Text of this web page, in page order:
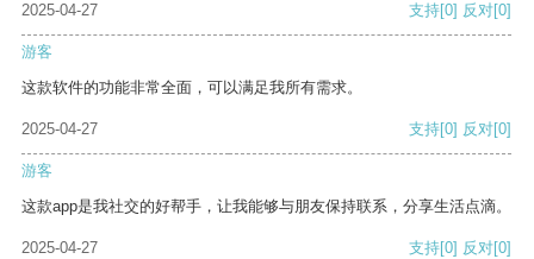
2025-04-27 支持[0] 反对[0]
游客
这款软件的功能非常全面，可以满足我所有需求。
2025-04-27 支持[0] 反对[0]
游客
这款app是我社交的好帮手，让我能够与朋友保持联系，分享生活点滴。
2025-04-27 支持[0] 反对[0]